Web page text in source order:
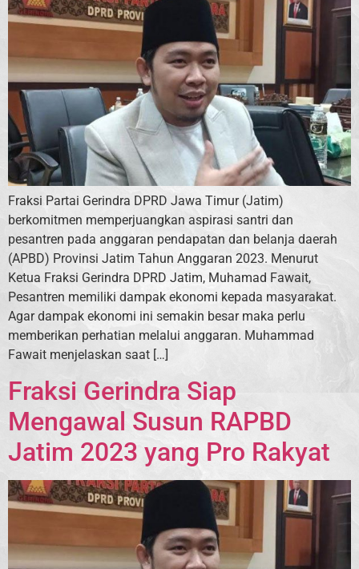
Fraksi Partai Gerindra DPRD Jawa Timur (Jatim)
berkomitmen memperjuangkan aspirasi santri dan
pesantren pada anggaran pendapatan dan belanja daerah
(APBD) Provinsi Jatim Tahun Anggaran 2023. Menurut
Ketua Fraksi Gerindra DPRD Jatim, Muhamad Fawait,
Pesantren memiliki dampak ekonomi kepada masyarakat.
Agar dampak ekonomi ini semakin besar maka perlu
memberikan perhatian melalui anggaran. Muhammad
Fawait menjelaskan saat […]
Fraksi Gerindra Siap
Mengawal Susun RAPBD
Jatim 2023 yang Pro Rakyat